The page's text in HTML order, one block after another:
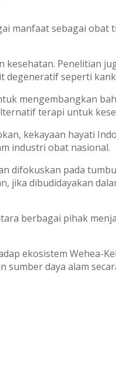
manfaat sebagai obat
Penelitian
degeneratif seperti
mengembangkan
terapi untuk
kekayaan hayati
industri obat nasional.
difokuskan pada
jika dibudidayakan
berbagai pihak
ekosistem Wehea-
daya alam